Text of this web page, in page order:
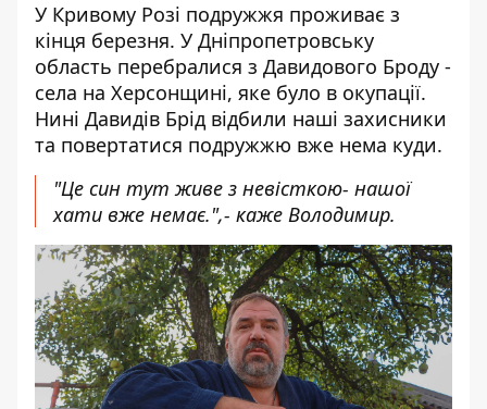
У Кривому Розі подружжя проживає з
кінця березня. У Дніпропетровську
область перебралися з Давидового Броду -
села на Херсонщині, яке було в окупації.
Нині Давидів Брід відбили наші захисники
та повертатися подружжю вже нема куди.
"Це син тут живе з невісткою- нашої
хати вже немає.",- каже Володимир.